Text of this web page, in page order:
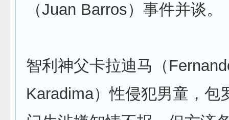
（Juan Barros）事件并谈。
智利神父卡拉迪马（
Karadima）性侵犯男童，包